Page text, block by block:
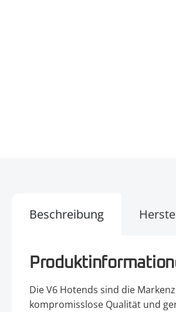
Beschreibung
Die V6 Hotends sind die
kompromisslose Qualität und